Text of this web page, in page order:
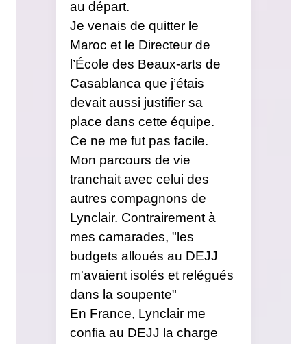
au départ.
Je venais de quitter le
Maroc et le Directeur de
l’École des Beaux-arts de
Casablanca que j’étais
devait aussi justifier sa
place dans cette équipe.
Ce ne me fut pas facile.
Mon parcours de vie
tranchait avec celui des
autres compagnons de
Lynclair. Contrairement à
mes camarades, "les
budgets alloués au DEJJ
m'avaient isolés et relégués
dans la soupente"
En France, Lynclair me
confia au DEJJ la charge